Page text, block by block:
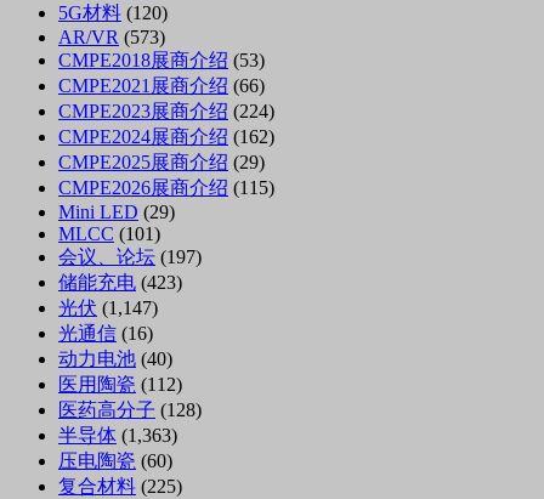
5G材料 (120)
AR/VR (573)
CMPE2018展商介绍 (53)
CMPE2021展商介绍 (66)
CMPE2023展商介绍 (224)
CMPE2024展商介绍 (162)
CMPE2025展商介绍 (29)
CMPE2026展商介绍 (115)
Mini LED (29)
MLCC (101)
会议、论坛 (197)
储能充电 (423)
光伏 (1,147)
光通信 (16)
动力电池 (40)
医用陶瓷 (112)
医药高分子 (128)
半导体 (1,363)
压电陶瓷 (60)
复合材料 (225)